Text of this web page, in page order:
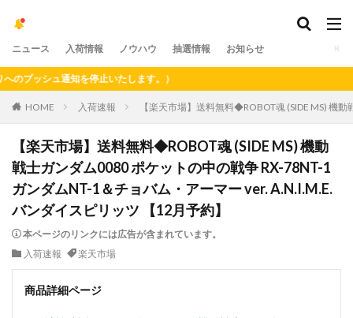
ニュース 入荷情報 ノウハウ 抽選情報 お知らせ
ッシュ通知を停止いたします。）
HOME 入荷速報 【楽天市場】送料無料◆ROBOT魂 (SIDE MS) 機
【楽天市場】送料無料◆ROBOT魂 (SIDE MS) 機動
戦士ガンダム0080 ポケットの中の戦争 RX-78NT-1
ガンダムNT-1＆チョバム・アーマー ver. A.N.I.M.E.
バンダイスピリッツ 【12月予約】
本ページのリンクには広告が含まれています。
入荷速報
楽天市場
商品詳細ページ